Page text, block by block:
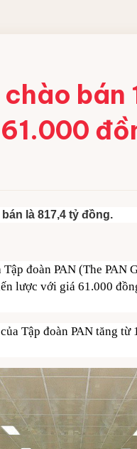
Chất giặt chính
Chất gia tăng độ kiềm
Chất tẩy trắng
Hóa chất hồ vải Công
bán
là 817,4 tỷ đồng.
đoàn PAN (The PAN
lược với giá 61.000
Tập đoàn PAN tăng